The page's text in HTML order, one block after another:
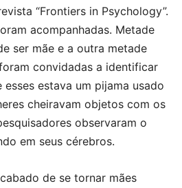
“Frontiers in Psychology”.
acompanhadas. Metade
ser mãe e a outra metade
convidadas a identificar
estava um pijama usado
cheiravam objetos com os
observaram o
em seus cérebros.
de se tornar mães